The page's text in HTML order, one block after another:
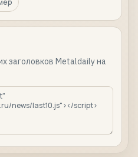
заголовков Metaldaily на